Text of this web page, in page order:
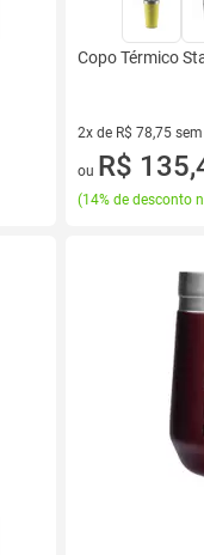
Copo Térmico
2x de R$ 78,75
2 vez de R$ 78,75
ou R$
(14% de desconto